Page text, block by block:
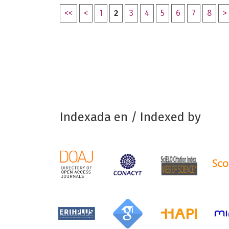
<< < 1 2 3 4 5 6 7 8 >
Indexada en / Indexed by